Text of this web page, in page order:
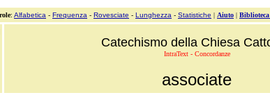
: Alfabetica - Frequenza - Rovesciate - Lunghezza - Statistiche | Aiuto |
Catechismo della Chiesa
IntraText - Concordanze
associate